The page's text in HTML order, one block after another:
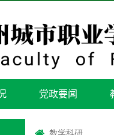
党政要闻